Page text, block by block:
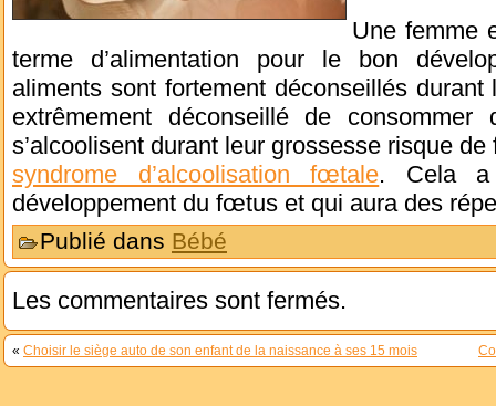
Une femme
terme d’alimentation pour le bon
aliments sont fortement déconseillés
extrêmement déconseillé de
s’alcoolisent durant leur grossesse risque
syndrome d’alcoolisation fœtale. Cela a
développement du fœtus et qui aura des
Publié dans Bébé
Les commentaires sont fermés.
« Choisir le siège auto de son enfant de la naissance à ses 15 mois